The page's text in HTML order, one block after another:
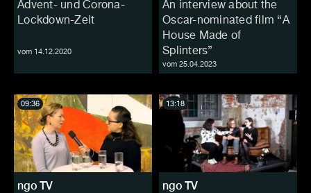
Advent- und Corona-
Lockdown-Zeit
vom 14.12.2020
An interview about the
Oscar-nominated film “A
House Made of
Splinters”
vom 25.04.2023
ngo TV
09:36
ngo TV
13:18